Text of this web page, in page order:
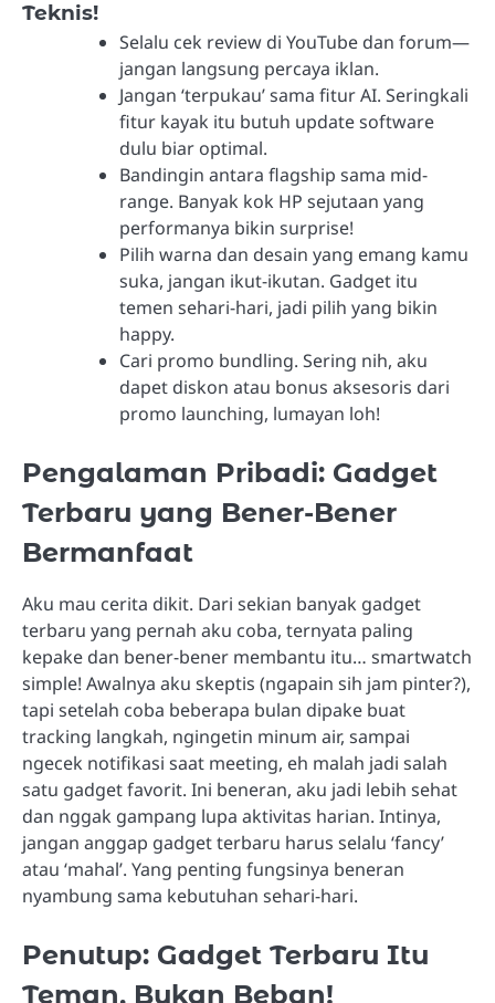
Teknis!
Selalu cek review di YouTube dan forum—
jangan langsung percaya iklan.
Jangan ‘terpukau’ sama fitur AI. Seringkali
fitur kayak itu butuh update software
dulu biar optimal.
Bandingin antara flagship sama mid-
range. Banyak kok HP sejutaan yang
performanya bikin surprise!
Pilih warna dan desain yang emang kamu
suka, jangan ikut-ikutan. Gadget itu
temen sehari-hari, jadi pilih yang bikin
happy.
Cari promo bundling. Sering nih, aku
dapet diskon atau bonus aksesoris dari
promo launching, lumayan loh!
Pengalaman Pribadi: Gadget
Terbaru yang Bener-Bener
Bermanfaat
Aku mau cerita dikit. Dari sekian banyak gadget
terbaru yang pernah aku coba, ternyata paling
kepake dan bener-bener membantu itu… smartwatch
simple! Awalnya aku skeptis (ngapain sih jam pinter?),
tapi setelah coba beberapa bulan dipake buat
tracking langkah, ngingetin minum air, sampai
ngecek notifikasi saat meeting, eh malah jadi salah
satu gadget favorit. Ini beneran, aku jadi lebih sehat
dan nggak gampang lupa aktivitas harian. Intinya,
jangan anggap gadget terbaru harus selalu ‘fancy’
atau ‘mahal’. Yang penting fungsinya beneran
nyambung sama kebutuhan sehari-hari.
Penutup: Gadget Terbaru Itu
Teman, Bukan Beban!